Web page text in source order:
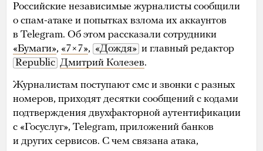
Российские независимые журналисты сообщили
о спам-атаке и попытках взлома их аккаунтов
в Telegram. Об этом рассказали сотрудники
«Бумаги», «7×7», «Дождя» и главный редактор
Republic Дмитрий Колезев.
Журналистам поступают смс и звонки с разных
номеров, приходят десятки сообщений с кодами
подтверждения двухфакторной аутентификации
с «Госуслуг», Telegram, приложений банков
и других сервисов. С чем связана атака,